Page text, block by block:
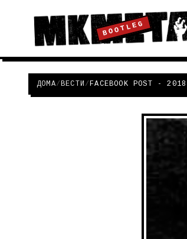
BOOTLEG
ДОМА/ВЕСТИ /FACEBOOK POST -